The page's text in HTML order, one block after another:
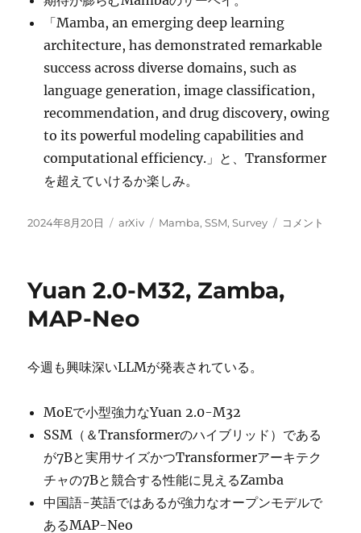
「Mamba, an emerging deep learning
architecture, has demonstrated remarkable
success across diverse domains, such as
language generation, image classification,
recommendation, and drug discovery, owing
to its powerful modeling capabilities and
computational efficiency.」と、Transformer
を超えていけるか楽しみ。
投
2024年8月20日
カ
ー
arXiv
タ
Mamba,SSM,Survey
A
コメント
Yuan 2.0-M32, Zamba,
MAP-Neo
今週も興味深いLLMが発表されている。
MoEで小型強力なYuan 2.0-M32
SSM（＆Transformerのハイブリッド）である
が7Bと実用サイズかつTransformerアーキテク
チャの7Bと競合する性能に見えるZamba
中国語-英語ではあるが強力なオープンモデルで
あるMAP-Neo